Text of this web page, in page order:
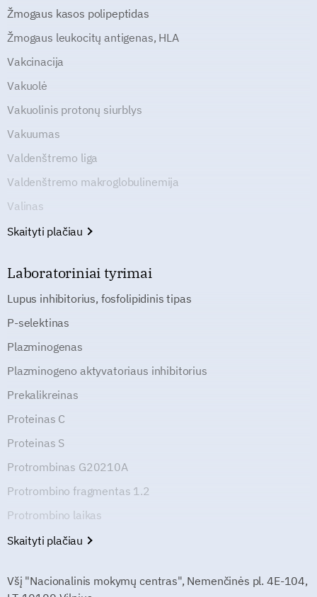
Žmogaus kasos polipeptidas
Žmogaus leukocitų antigenas, HLA
Vakcinacija
Vakuolė
Vakuolinis protonų siurblys
Vakuumas
Valdenštremo liga
Valdenštremo makroglobulinemija
Valinas
Skaityti plačiau
Laboratoriniai tyrimai
Lupus inhibitorius, fosfolipidinis tipas
P-selektinas
Plazminogenas
Plazminogeno aktyvatoriaus inhibitorius
Prekalikreinas
Proteinas C
Proteinas S
Protrombinas G20210A
Protrombino fragmentas 1.2
Protrombino laikas
Skaityti plačiau
Všį "Nacionalinis mokymų centras", Nemenčinės pl. 4E-104,